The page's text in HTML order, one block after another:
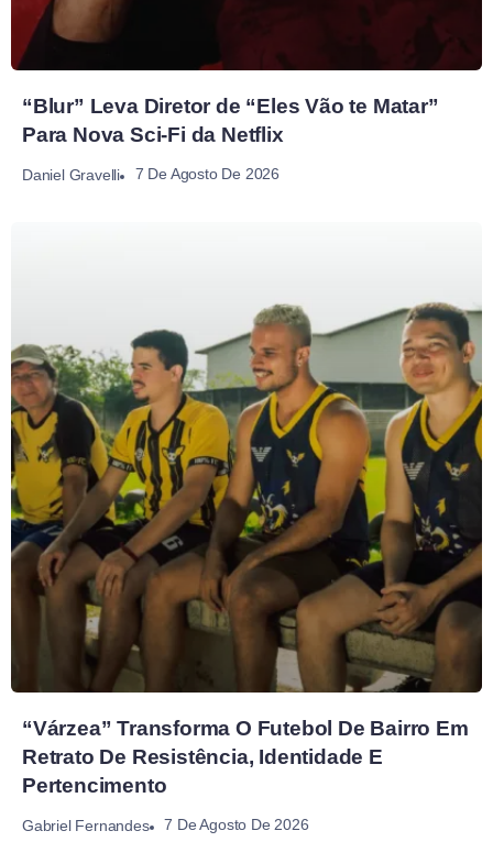
“Blur” Leva Diretor de “Eles Vão te Matar”
Para Nova Sci-Fi da Netflix
Daniel Gravelli 7 De Agosto De 2026
“Várzea” Transforma O Futebol De Bairro Em
Retrato De Resistência, Identidade E
Pertencimento
Gabriel Fernandes 7 De Agosto De 2026